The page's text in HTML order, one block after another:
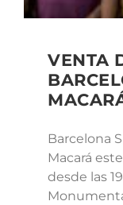
VENTA
Barcelona
Macará
desde las